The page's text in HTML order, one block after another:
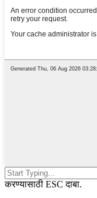
करण्यासाठी ESC दाबा.